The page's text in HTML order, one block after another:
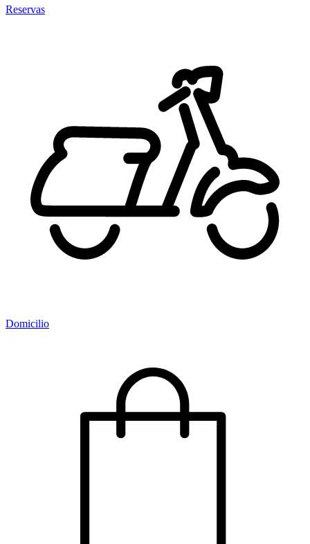
Reservas
Domicilio